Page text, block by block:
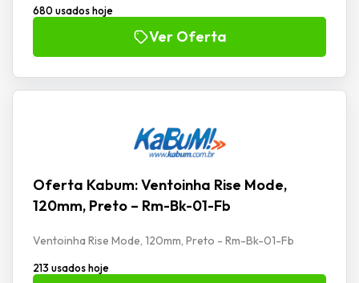
680 usados hoje
Ver Oferta
Oferta Kabum: Ventoinha Rise Mode,
120mm, Preto – Rm-Bk-01-Fb
Ventoinha Rise Mode, 120mm, Preto - Rm-Bk-01-Fb
213 usados hoje